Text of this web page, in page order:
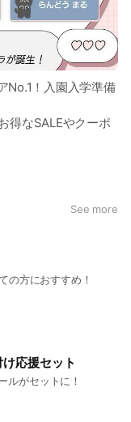
No.1！入園入学準備
得なSALEやクーポ
さい。
See more
の方におすすめ！
応援セット
ルがセットに！